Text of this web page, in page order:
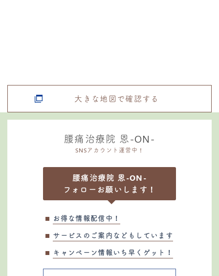
大きな地図で確認する
腰痛治療院 恩-ON-
SNSアカウント運営中！
腰痛治療院 恩-ON-
フォローお願いします！
お得な情報配信中！
サービスのご案内などもしています
キャンペーン情報いち早くゲット！